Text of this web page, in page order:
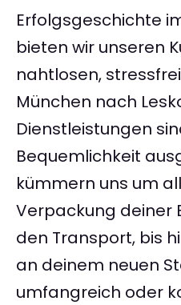
Erfolgsgeschichte
bieten wir unseren
nahtlosen,
München nach
Dienstleistungen
Bequemlichkeit
kümmern uns um
Verpackung deiner
den Transport, bis
an deinem neuen
umfangreich oder